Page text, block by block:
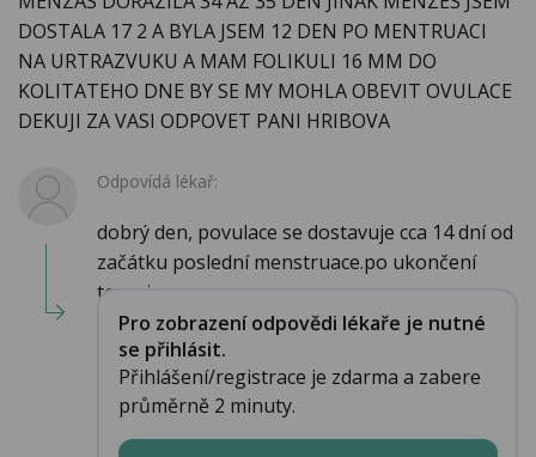
DOSTALA 17 2 A BYLA JSEM 12 DEN PO MENTRUACI
NA URTRAZVUKU A MAM FOLIKULI 16 MM DO
KOLITATEHO DNE BY SE MY MOHLA OBEVIT OVULACE
DEKUJI ZA VASI ODPOVET PANI HRIBOVA
Odpovídá lékař:
dobrý den, povulace se dostavuje cca 14 dní od
začátku poslední menstruace.po ukončení
terapi...
Pro zobrazení odpovědi lékaře je nutné
se přihlásit.
Přihlášení/registrace je zdarma a zabere
průměrně 2 minuty.